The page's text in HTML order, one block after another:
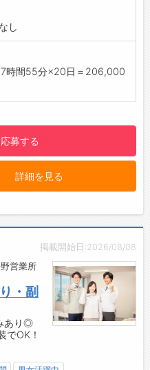
完備！
与
で先輩スタッフがOJT形式
します
休み！ ※会社カレンダー
リハリをつけて働けます。
、2時間分と時間単位でも取
し
時間55分×20日＝206,000
募する
詳細を見る
掲載開始日:2026/08/08
営業所
・副
あり◎
でOK！